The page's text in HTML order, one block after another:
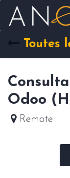
Se rendre au
Toutes
Odoo
Remote